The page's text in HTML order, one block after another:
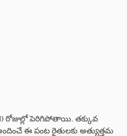
రోజుల్లో పెరిగిపోతాయి. తక్కువ
ఈ పంట రైతులకు అత్యుత్తమ